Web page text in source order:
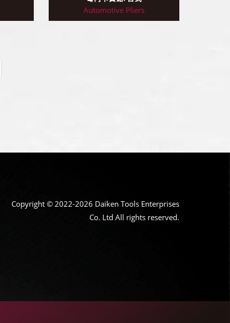
Automotive Pliers
Copyright © 2022-2026 Daiken Tools Enterprises
Co. Ltd All rights reserved.